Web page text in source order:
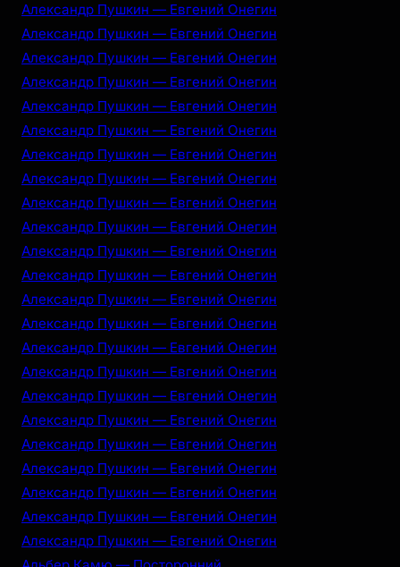
Александр Пушкин — Евгений Онегин
Александр Пушкин — Евгений Онегин
Александр Пушкин — Евгений Онегин
Александр Пушкин — Евгений Онегин
Александр Пушкин — Евгений Онегин
Александр Пушкин — Евгений Онегин
Александр Пушкин — Евгений Онегин
Александр Пушкин — Евгений Онегин
Александр Пушкин — Евгений Онегин
Александр Пушкин — Евгений Онегин
Александр Пушкин — Евгений Онегин
Александр Пушкин — Евгений Онегин
Александр Пушкин — Евгений Онегин
Александр Пушкин — Евгений Онегин
Александр Пушкин — Евгений Онегин
Александр Пушкин — Евгений Онегин
Александр Пушкин — Евгений Онегин
Александр Пушкин — Евгений Онегин
Александр Пушкин — Евгений Онегин
Александр Пушкин — Евгений Онегин
Александр Пушкин — Евгений Онегин
Александр Пушкин — Евгений Онегин
Александр Пушкин — Евгений Онегин